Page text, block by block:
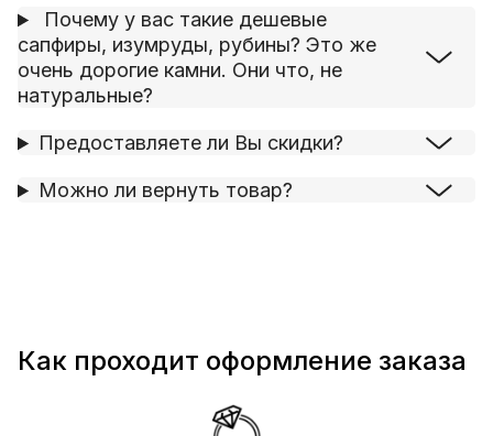
Почему у вас такие дешевые
сапфиры, изумруды, рубины? Это же
очень дорогие камни. Они что, не
натуральные?
Предоставляете ли Вы скидки?
Можно ли вернуть товар?
Как проходит оформление заказа